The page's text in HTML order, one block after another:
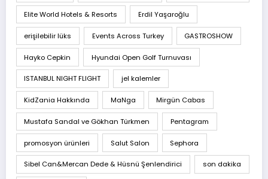
Elite World Hotels & Resorts Erdil Yaşaroğlu
erişilebilir lüks Events Across Turkey GASTROSHOW
Hayko Cepkin Hyundai Open Golf Turnuvası
ISTANBUL NIGHT FLIGHT jel kalemler
KidZania Hakkında MaNga Mirgün Cabas
Mustafa Sandal ve Gökhan Türkmen Pentagram
promosyon ürünleri Salut Salon Sephora
Sibel Can&Mercan Dede & Hüsnü Şenlendirici son dakika